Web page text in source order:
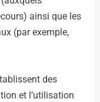
ainsi que les
(par exemple,
des
et l’utilisation